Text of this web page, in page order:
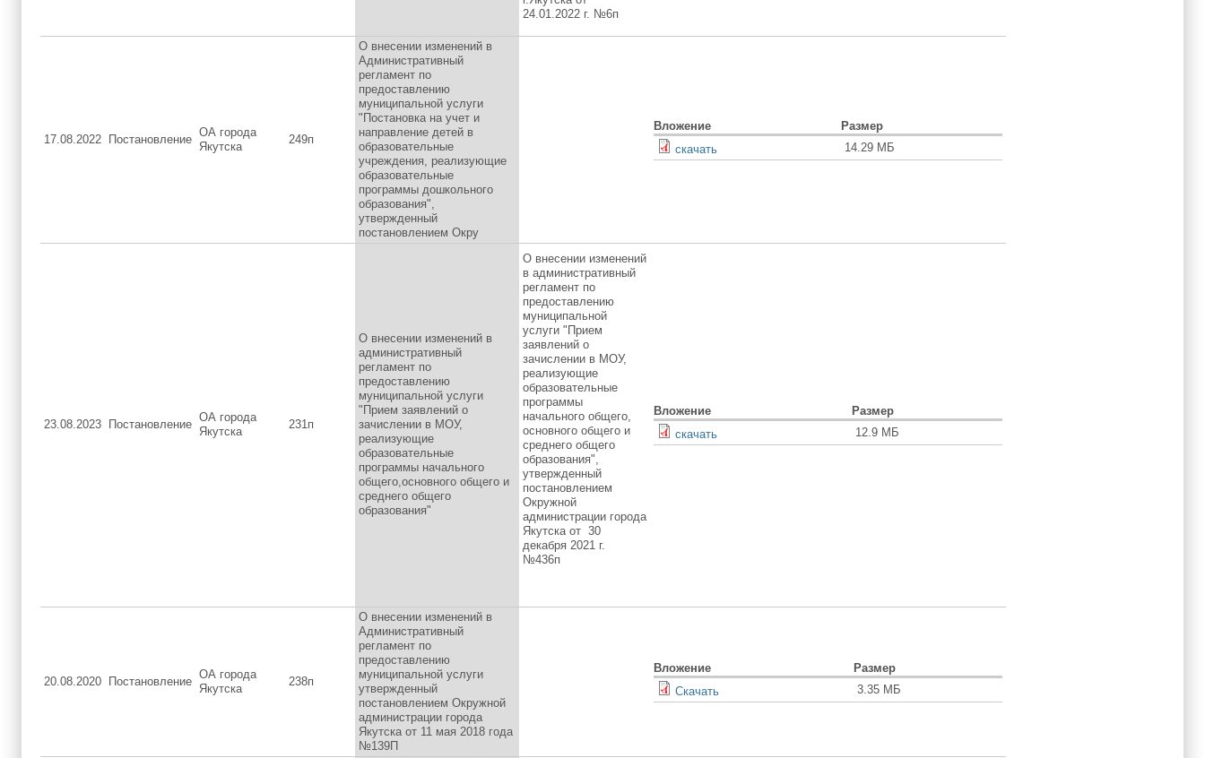
24.01.2022 г. №6п
17.08.2022 Постановление
ОА города
Якутска
249п
О внесении изменений в
Административный
регламент по
предоставлению
муниципальной услуги
"Постановка на учет и
направление детей в
образовательные
учреждения, реализующие
образовательные
программы дошкольного
образования",
утвержденный
постановлением Окру
Вложение
Размер
скачать
14.29 МБ
23.08.2023 Постановление
ОА города
Якутска
231п
О внесении изменений в
административный
регламент по
предоставлению
муниципальной услуги
"Прием заявлений о
зачислении в МОУ,
реализующие
образовательные
программы начального
общего,основного общего и
среднего общего
образования"
О внесении изменений
в административный
регламент по
предоставлению
муниципальной
услуги "Прием
заявлений о
зачислении в МОУ,
реализующие
образовательные
программы
начального общего,
основного общего и
среднего общего
образования",
утвержденный
постановлением
Окружной
администрации города
Якутска от 30
декабря 2021 г.
№436п
Вложение
Размер
скачать
12.9 МБ
20.08.2020 Постановление
ОА города
Якутска
238п
О внесении изменений в
Административный
регламент по
предоставлению
муниципальной услуги
утвержденный
постановлением Окружной
администрации города
Якутска от 11 мая 2018 года
№139П
Вложение
Размер
Скачать
3.35 МБ